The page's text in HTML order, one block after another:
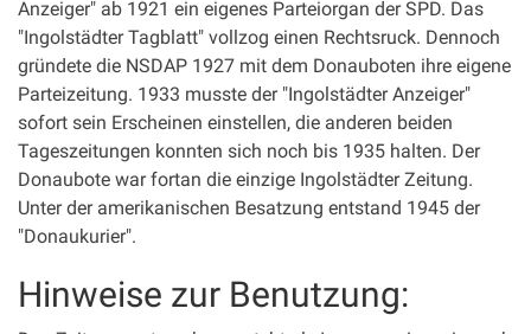
Anzeiger" ab 1921 ein eigenes Parteiorgan der SPD. Das
"Ingolstädter Tagblatt" vollzog einen Rechtsruck. Dennoch
gründete die NSDAP 1927 mit dem Donauboten ihre eigene
Parteizeitung. 1933 musste der "Ingolstädter Anzeiger"
sofort sein Erscheinen einstellen, die anderen beiden
Tageszeitungen konnten sich noch bis 1935 halten. Der
Donaubote war fortan die einzige Ingolstädter Zeitung.
Unter der amerikanischen Besatzung entstand 1945 der
"Donaukurier".
Hinweise zur Benutzung: